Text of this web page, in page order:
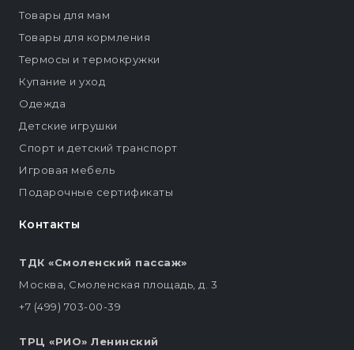
Контакты
ТДК «Смоленский пассаж»
Москва, Смоленская площадь, д. 3
+7 (499) 703-00-39
ТРЦ «РИО» Ленинский
Товары для мам
Товары для кормления
Термосы и термокружки
Купание и уход
Одежда
Детские игрушки
Спорт и детский транспорт
Игровая мебель
Подарочные сертификаты